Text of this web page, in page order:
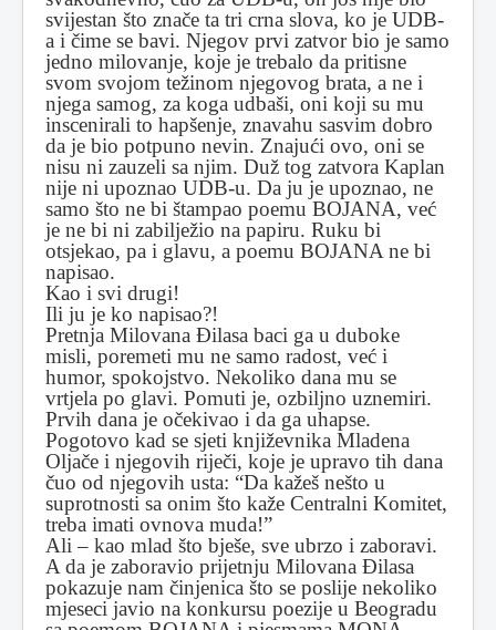
svijestan što znače ta tri crna slova, ko je UDB-
a i čime se bavi. Njegov prvi zatvor bio je samo
jedno milovanje, koje je trebalo da pritisne
svom svojom težinom njegovog brata, a ne i
njega samog, za koga udbaši, oni koji su mu
inscenirali to hapšenje, znavahu sasvim dobro
da je bio potpuno nevin. Znajući ovo, oni se
nisu ni zauzeli sa njim. Duž tog zatvora Kaplan
nije ni upoznao UDB-u. Da ju je upoznao, ne
samo što ne bi štampao poemu BOJANA, već
je ne bi ni zabilježio na papiru. Ruku bi
otsjekao, pa i glavu, a poemu BOJANA ne bi
napisao.
Kao i svi drugi!
Ili ju je ko napisao?!
Pretnja Milovana Ðilasa baci ga u duboke
misli, poremeti mu ne samo radost, već i
humor, spokojstvo. Nekoliko dana mu se
vrtjela po glavi. Pomuti je, ozbiljno uznemiri.
Prvih dana je očekivao i da ga uhapse.
Pogotovo kad se sjeti književnika Mladena
Oljače i njegovih riječi, koje je upravo tih dana
čuo od njegovih usta: “Da kažeš nešto u
suprotnosti sa onim što kaže Centralni Komitet,
treba imati ovnova muda!”
Ali – kao mlad što bješe, sve ubrzo i zaboravi.
A da je zaboravio prijetnju Milovana Ðilasa
pokazuje nam činjenica što se poslije nekoliko
mjeseci javio na konkursu poezije u Beogradu